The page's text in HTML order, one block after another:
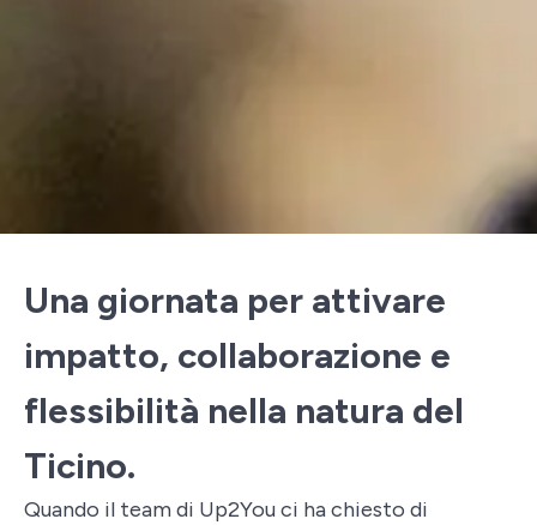
Una giornata per attivare
impatto, collaborazione e
flessibilità nella natura del
Ticino.
Quando il team di Up2You ci ha chiesto di